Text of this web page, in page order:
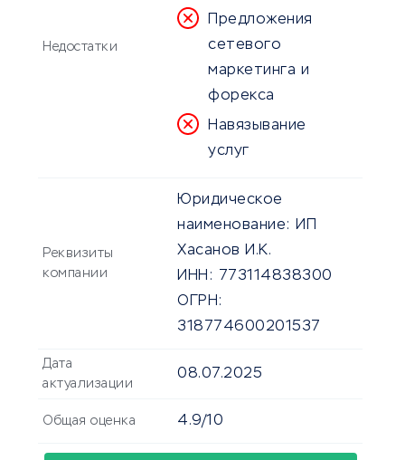
Недостатки
Предложения
сетевого
маркетинга и
форекса
Навязывание
услуг
Реквизиты
компании
Юридическое
наименование: ИП
Хасанов И.К.
ИНН:
773114838300
ОГРН:
318774600201537
Дата
актуализации
08.07.2025
Общая оценка 4.9/10